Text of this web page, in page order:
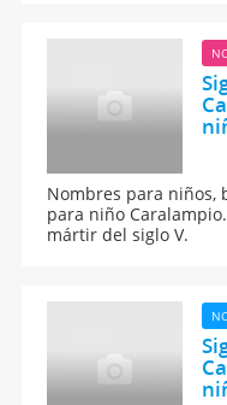
Nombres para niños,
para niño
mártir del siglo V.